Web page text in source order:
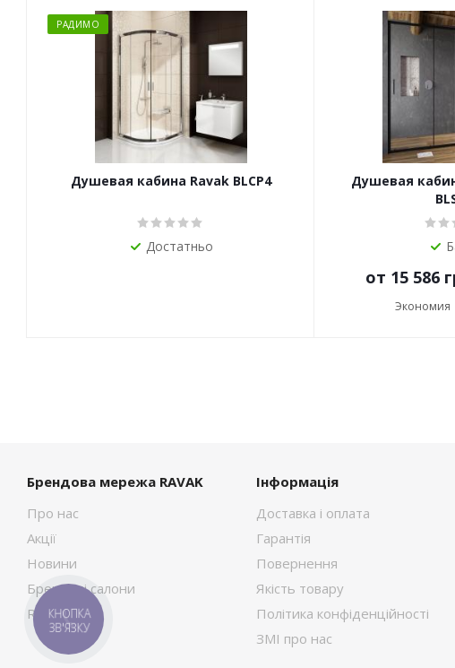
РАДИМО
Душевая кабина Ravak BLCP4
Достатньо
Душевая
от 15 586
Экономия
Брендова мережа RAVAK
Про нас
Акції
Новини
Брендові салони
RAVAK Сток
Інформація
Доставка і оплата
Гарантія
Повернення
Якість товару
Політика конфіденційності
ЗМІ про нас
КНОПКА
ЗВ'ЯЗКУ